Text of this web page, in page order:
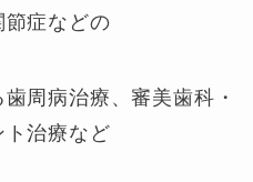
節症などの
周病治療、審美歯科・
治療など